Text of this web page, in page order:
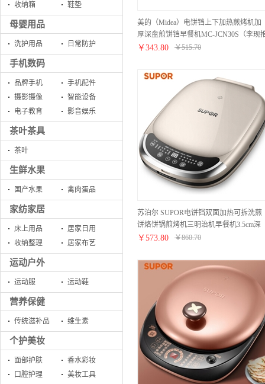
收纳箱
鞋垫
母婴用品
洗护用品 日常防护
手机数码
品牌手机
手机配件
摄影摄像
智能设备
电子教育
影音娱乐
茶叶茶具
茶叶
生鲜水果
国产水果 禽肉蛋品
家纺家居
床上用品
居家日用
收纳整理
居家布艺
运动户外
运动服 运动鞋
营养保健
传统滋补品 维生素
个护美妆
面部护肤
香水彩妆
口腔护理
美妆工具
美的（Midea）电饼铛上下加热煎烤机加
厚深盘煎饼铛早餐机MC-JCN30S（李现
荐）
￥ 343.80 ￥515.70
苏泊尔 SUPOR电饼铛双面加热可拆洗煎
饼烙饼锅煎烤机三明治机早餐机3.5cm深
升降烤盘蒸汽电饼铛 JC30RQ801
￥ 573.80 ￥860.70